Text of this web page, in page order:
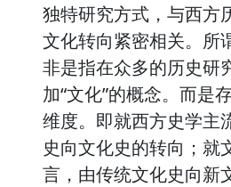
独特研究方式，与西方
文化转向紧密相关。所
非是指在众多的历史研
加“文化”的概念。而是
维度。即就西方史学主
史向文化史的转向；就
言，由传统文化史向新